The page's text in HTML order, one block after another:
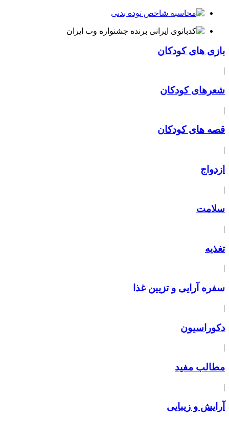
بازی های کودکان
|
شعرهای کودکان
|
قصه های کودکان
|
ازدواج
|
سلامت
|
تغذیه
|
سفره آرایی و تزیین غذا
|
دکوراسیون
|
مطالب مفید
|
آرایش و زیبایی